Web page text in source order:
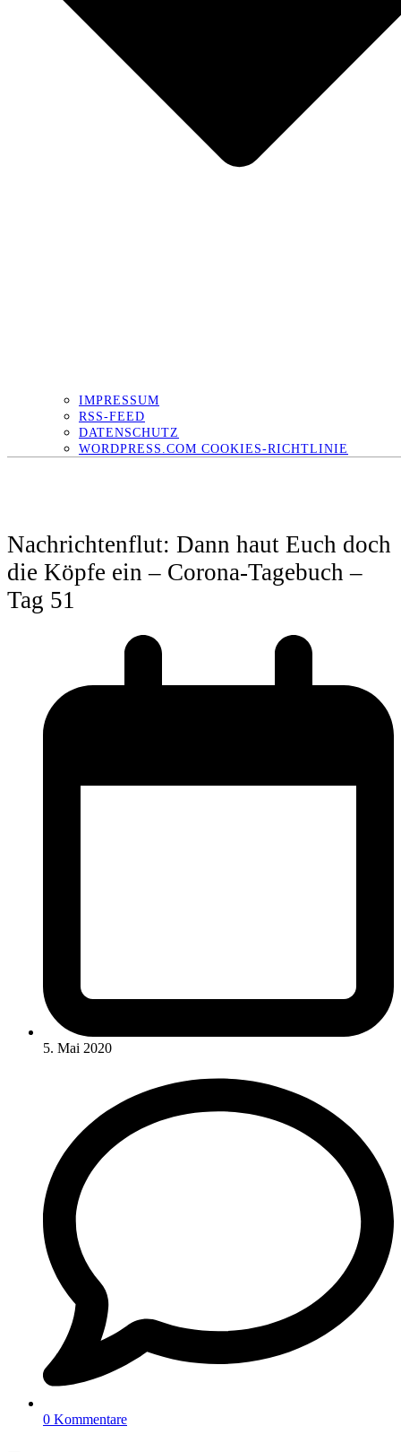
IMPRESSUM
RSS-FEED
DATENSCHUTZ
WORDPRESS.COM COOKIES-RICHTLINIE
Nachrichtenflut: Dann haut Euch doch
die Köpfe ein – Corona-Tagebuch –
Tag 51
5. Mai 2020
0 Kommentare